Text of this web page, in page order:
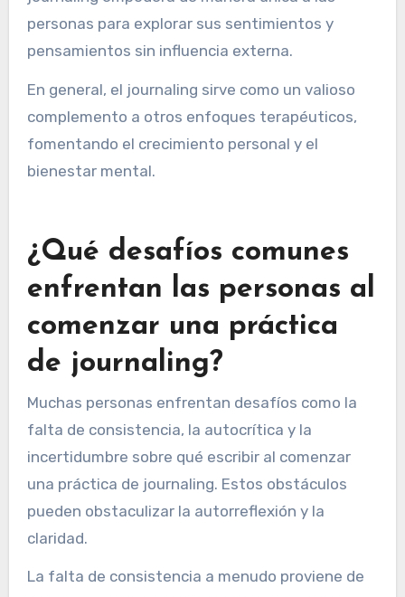
En contraste, prácticas como la terapia
cognitivo-conductual (TCC) proporcionan
journaling fomenta la expresión espontánea.
Cada método tiene sus méritos, pero el
journaling empodera de manera única a las
personas para explorar sus sentimientos y
En general, el journaling sirve como un valioso
complemento a otros enfoques terapéuticos,
fomentando el crecimiento personal y el
bienestar mental.
¿Qué desafíos comunes
enfrentan las personas al
comenzar una práctica
de journaling?
falta de consistencia, la autocrítica y la